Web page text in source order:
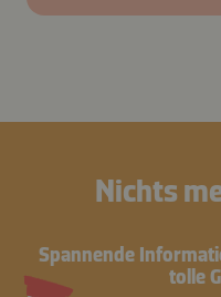
Nichts
Spannende
tolle